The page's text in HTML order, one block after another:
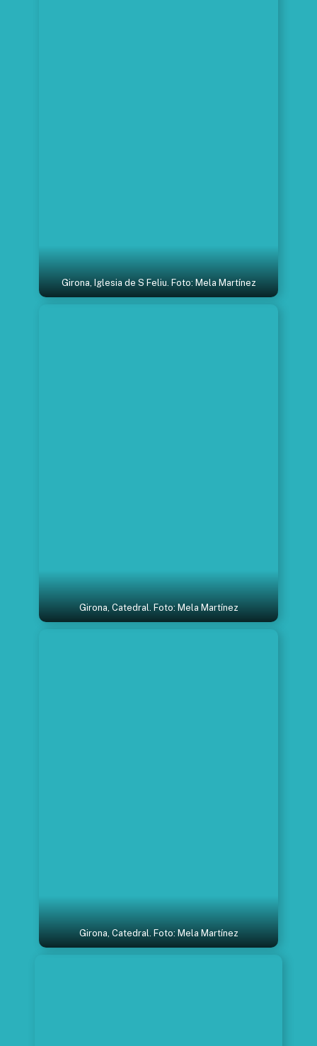
Girona, Iglesia de S Feliu. Foto: Mela Martínez
Girona, Catedral. Foto: Mela Martínez
Girona, Catedral. Foto: Mela Martínez